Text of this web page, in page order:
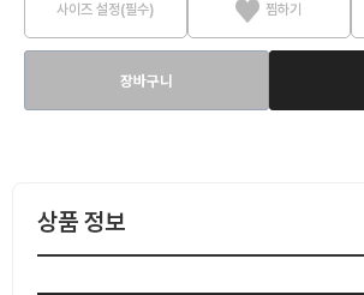
사이즈 설정(필수) 찜하기
장바구니
상품 정보